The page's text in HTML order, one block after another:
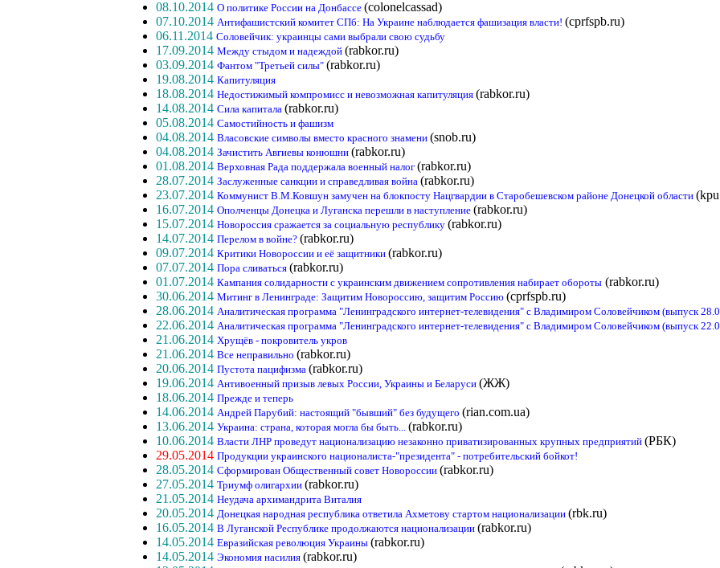
08.10.2014 О политике России на Донбассе (colonelcassad)
07.10.2014 Антифашистский комитет СПб: На Украине наблюдается фашизация власти! (cprfspb.ru)
06.11.2014 Соловейчик: украинцы сами выбрали свою судьбу
17.09.2014 Между стыдом и надеждой (rabkor.ru)
03.09.2014 Фантом "Третьей силы" (rabkor.ru)
19.08.2014 Капитуляция
18.08.2014 Недостижимый компромисс и невозможная капитуляция (rabkor.ru)
14.08.2014 Сила капитала (rabkor.ru)
05.08.2014 Самостийность и фашизм
04.08.2014 Власовские символы вместо красного знамени (snob.ru)
04.08.2014 Зачистить Авгиевы конюшни (rabkor.ru)
01.08.2014 Верховная Рада поддержала военный налог (rabkor.ru)
28.07.2014 Заслуженные санкции и справедливая война (rabkor.ru)
23.07.2014 Коммунист В.М.Ковшун замучен на блокпосту Нацгвардии в Старобешевском районе Донецкой области
16.07.2014 Ополченцы Донецка и Луганска перешли в наступление (rabkor.ru)
15.07.2014 Новороссия сражается за социальную республику (rabkor.ru)
14.07.2014 Перелом в войне? (rabkor.ru)
09.07.2014 Критики Новороссии и её защитники (rabkor.ru)
07.07.2014 Пора сливаться (rabkor.ru)
01.07.2014 Кампания солидарности с украинским движением сопротивления набирает обороты (rabkor.ru)
30.06.2014 Митинг в Ленинграде: Защитим Новороссию, защитим Россию (cprfspb.ru)
28.06.2014 Аналитическая программа "Ленинградского интернет-телевидения" с Владимиром Соловейчиком (выпуск
22.06.2014 Аналитическая программа "Ленинградского интернет-телевидения" с Владимиром Соловейчиком (выпуск
21.06.2014 Хрущёв - покровитель укров
21.06.2014 Все неправильно (rabkor.ru)
20.06.2014 Пустота пацифизма (rabkor.ru)
19.06.2014 Антивоенный призыв левых России, Украины и Беларуси (ЖЖ)
18.06.2014 Прежде и теперь
14.06.2014 Андрей Парубий: настоящий "бывший" без будущего (rian.com.ua)
13.06.2014 Украина: страна, которая могла бы быть... (rabkor.ru)
10.06.2014 Власти ЛНР проведут национализацию незаконно приватизированных крупных предприятий (РБК)
29.05.2014 Продукции украинского националиста-"президента" - потребительский бойкот!
28.05.2014 Сформирован Общественный совет Новороссии (rabkor.ru)
27.05.2014 Триумф олигархии (rabkor.ru)
21.05.2014 Неудача архимандрита Виталия
20.05.2014 Донецкая народная республика ответила Ахметову стартом национализации (rbk.ru)
16.05.2014 В Луганской Республике продолжаются национализации (rabkor.ru)
14.05.2014 Евразийская революция Украины (rabkor.ru)
14.05.2014 Экономия насилия (rabkor.ru)